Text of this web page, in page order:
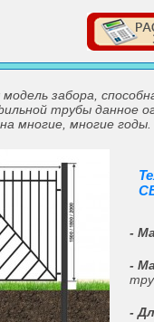
модель забора,
трубы данное
многие, многие годы.
-
-
-